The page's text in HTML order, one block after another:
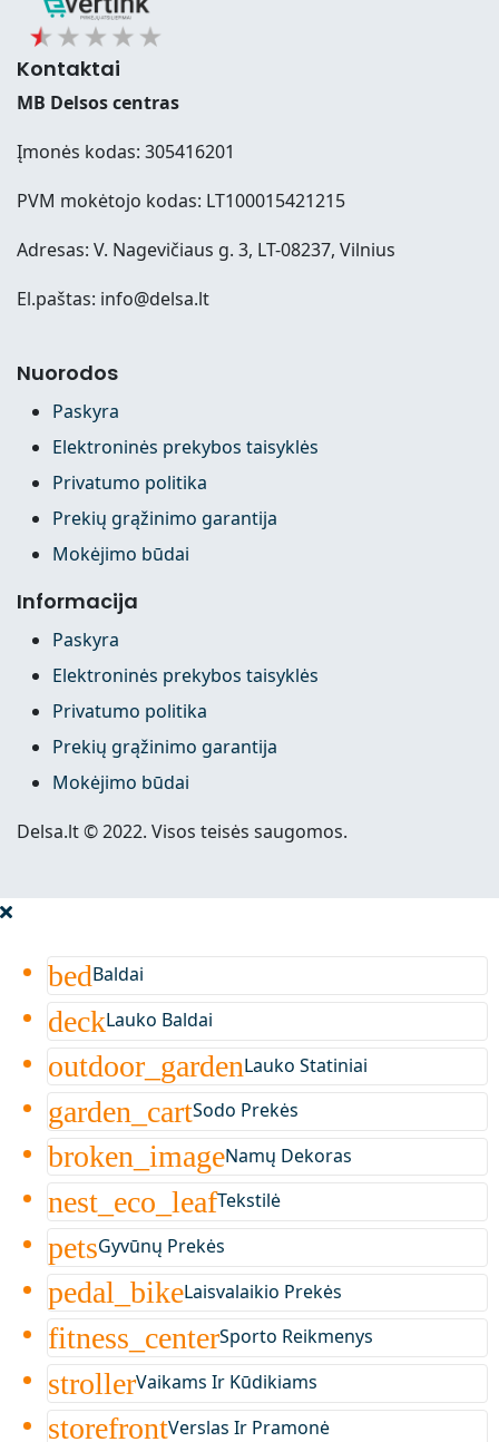
Kontaktai
MB Delsos centras
Įmonės kodas: 305416201
PVM mokėtojo kodas: LT100015421215
Adresas: V. Nagevičiaus g. 3, LT-08237, Vilnius
El.paštas: info@delsa.lt
Nuorodos
Paskyra
Elektroninės prekybos taisyklės
Privatumo politika
Prekių grąžinimo garantija
Mokėjimo būdai
Informacija
Paskyra
Elektroninės prekybos taisyklės
Privatumo politika
Prekių grąžinimo garantija
Mokėjimo būdai
Delsa.lt © 2022. Visos teisės saugomos.
bedBaldai
deckLauko Baldai
outdoor_gardenLauko Statiniai
garden_cartSodo Prekės
broken_imageNamų Dekoras
nest_eco_leafTekstilė
petsGyvūnų Prekės
pedal_bikeLaisvalaikio Prekės
fitness_centerSporto Reikmenys
strollerVaikams Ir Kūdikiams
storefrontVerslas Ir Pramonė